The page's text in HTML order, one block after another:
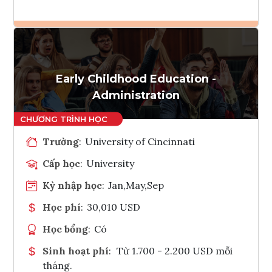
Ghi danh
Tham vấn Interlink
Early Childhood Education -
Administration
Trường: University of Cincinnati
Cấp học: University
Kỳ nhập học: Jan,May,Sep
Học phí: 30,010 USD
Học bổng: Có
Sinh hoạt phí: Từ 1.700 - 2.200 USD mỗi
tháng.